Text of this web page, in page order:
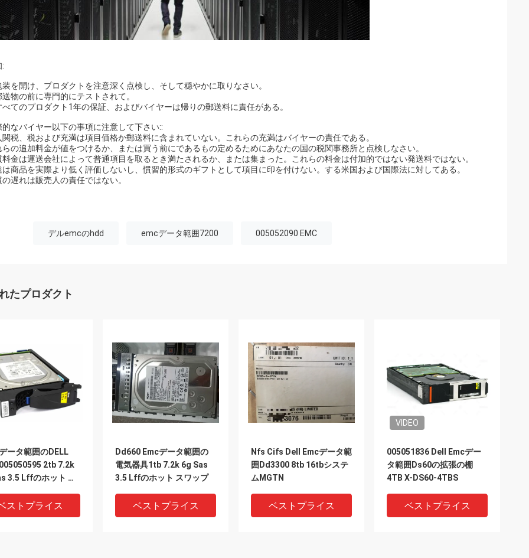
:
装を開け、プロダクトを注意深く点検し、そして穏やかに取りなさい。
送物の前に専門的にテストされて。
べてのプロダクト1年の保証、およびバイヤーは帰りの郵送料に責任がある。
的なバイヤー以下の事項に注意して下さい::
関税、税および充満は項目価格か郵送料に含まれていない。これらの充満はバイヤーの責任である。
らの追加料金が値をつけるか、または買う前にであるもの定めるためにあなたの国の税関事務所と点検しなさい。
料金は運送会社によって普通項目を取るとき満たされるか、または集まった。これらの料金は付加的ではない発送料ではない。
は商品を実際より低く評価しないし、慣習的形式のギフトとして項目に印を付けない。する米国および国際法に対してある。
の遅れは販売人の責任ではない。
デルemcのhdd emcデータ範囲7200 005052090 EMC
たプロダクト
ータ範囲のDELL
2tb 7.2k
3.5 Lffのホット ス
ストプライス
Dd660 Emcデータ範囲の
電気器具1tb 7.2k 6g Sas
3.5 Lffのホット スワップ
ベストプライス
Nfs Cifs Dell Emcデータ範
囲Dd3300 8tb 16tbシステ
ムMGTN
ベストプライス
VIDEO
005051836 Dell Emcデー
タ範囲Ds60の拡張の棚
4TB X-DS60-4TBS
ベストプライス